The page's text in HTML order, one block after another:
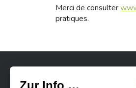
Merci de consulter
pratiques.